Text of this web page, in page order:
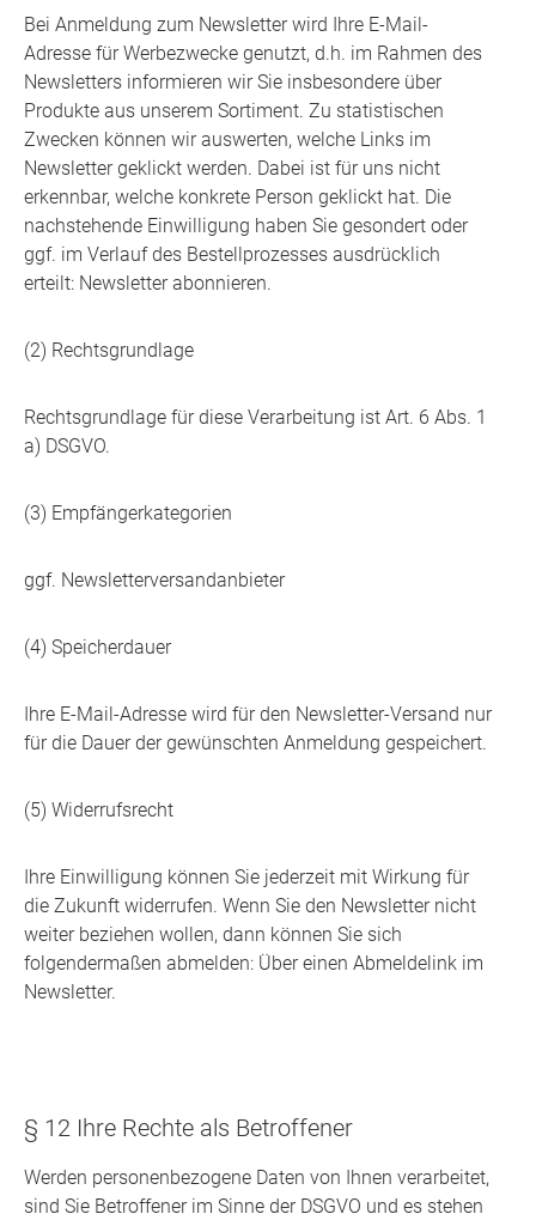
Bei Anmeldung zum Newsletter wird Ihre E-Mail-
Adresse für Werbezwecke genutzt, d.h. im Rahmen des
Newsletters informieren wir Sie insbesondere über
Produkte aus unserem Sortiment. Zu statistischen
Zwecken können wir auswerten, welche Links im
Newsletter geklickt werden. Dabei ist für uns nicht
erkennbar, welche konkrete Person geklickt hat. Die
nachstehende Einwilligung haben Sie gesondert oder
ggf. im Verlauf des Bestellprozesses ausdrücklich
erteilt: Newsletter abonnieren.
(2) Rechtsgrundlage
Rechtsgrundlage für diese Verarbeitung ist Art. 6 Abs. 1
a) DSGVO.
(3) Empfängerkategorien
ggf. Newsletterversandanbieter
(4) Speicherdauer
Ihre E-Mail-Adresse wird für den Newsletter-Versand nur
für die Dauer der gewünschten Anmeldung gespeichert.
(5) Widerrufsrecht
Ihre Einwilligung können Sie jederzeit mit Wirkung für
die Zukunft widerrufen. Wenn Sie den Newsletter nicht
weiter beziehen wollen, dann können Sie sich
folgendermaßen abmelden: Über einen Abmeldelink im
Newsletter.
§ 12 Ihre Rechte als Betroffener
Werden personenbezogene Daten von Ihnen verarbeitet,
sind Sie Betroffener im Sinne der DSGVO und es stehen